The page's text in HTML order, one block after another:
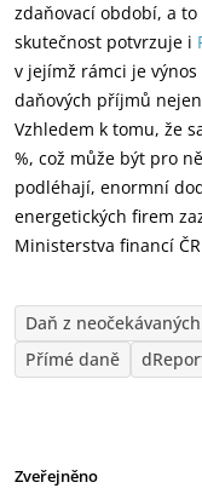
zdaňovací období, a to
skutečnost potvrzuje i
v jejímž rámci je
daňových příjmů
Vzhledem k tomu, že
%, což může být pro
podléhají, enormní
energetických firem
Ministerstva financí
Daň z
Přímé daně
Zveřejněno